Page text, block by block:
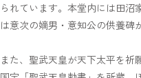
られています。本堂内には田沼
は意次の嫡男・意知公の供養碑
また、聖武天皇が天下太平を